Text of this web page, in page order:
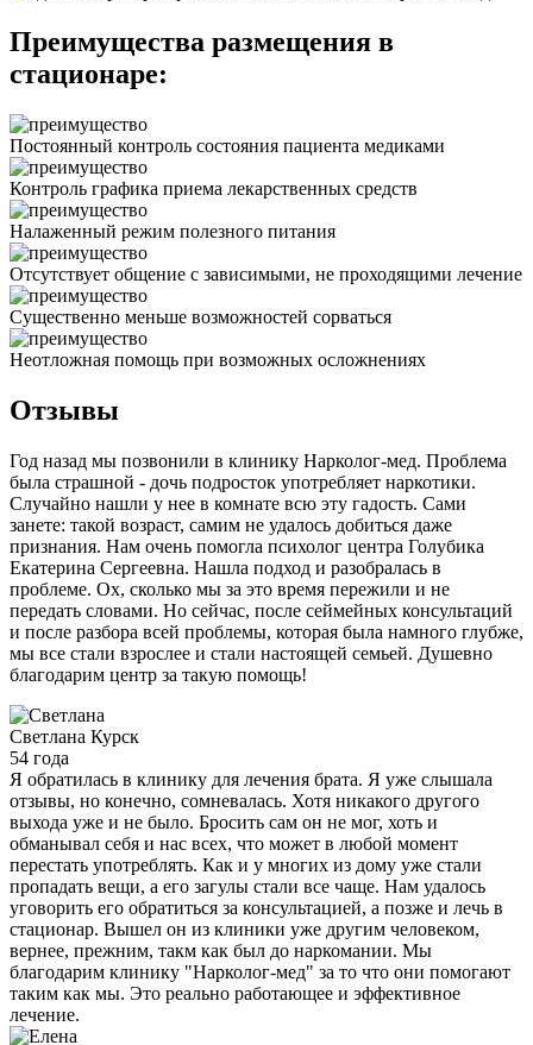
Преимущества размещения в
стационаре:
Постоянный контроль состояния пациента медиками
Контроль графика приема лекарственных средств
Налаженный режим полезного питания
Отсутствует общение с зависимыми, не проходящими лечение
Существенно меньше возможностей сорваться
Неотложная помощь при возможных осложнениях
Отзывы
Год назад мы позвонили в клинику Нарколог-мед. Проблема
была страшной - дочь подросток употребляет наркотики.
Случайно нашли у нее в комнате всю эту гадость. Сами
занете: такой возраст, самим не удалось добиться даже
признания. Нам очень помогла психолог центра Голубика
Екатерина Сергеевна. Нашла подход и разобралась в
проблеме. Ох, сколько мы за это время пережили и не
передать словами. Но сейчас, после сеймейных консультаций
и после разбора всей проблемы, которая была намного глубже,
мы все стали взрослее и стали настоящей семьей. Душевно
благодарим центр за такую помощь!
Светлана Курск
54 года
Я обратилась в клинику для лечения брата. Я уже слышала
отзывы, но конечно, сомневалась. Хотя никакого другого
выхода уже и не было. Бросить сам он не мог, хоть и
обманывал себя и нас всех, что может в любой момент
перестать употреблять. Как и у многих из дому уже стали
пропадать вещи, а его загулы стали все чаще. Нам удалось
уговорить его обратиться за консультацией, а позже и лечь в
стационар. Вышел он из клиники уже другим человеком,
вернее, прежним, такм как был до наркомании. Мы
благодарим клинику "Нарколог-мед" за то что они помогают
таким как мы. Это реально работающее и эффективное
лечение.